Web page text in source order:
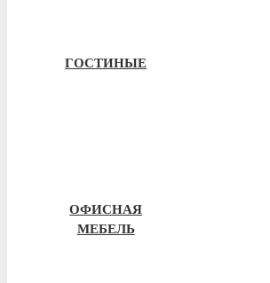
ГОСТИНЫЕ
ОФИСНАЯ
МЕБЕЛЬ